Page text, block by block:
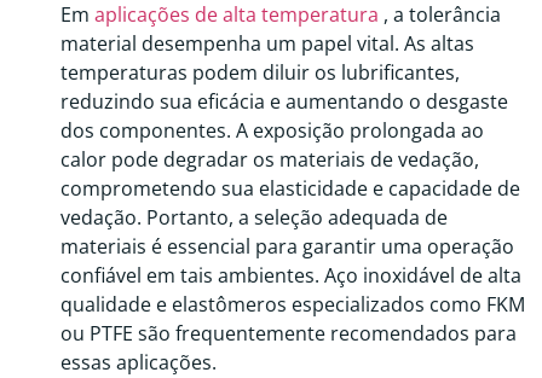
Em aplicações de alta temperatura , a tolerância
material desempenha um papel vital. As altas
temperaturas podem diluir os lubrificantes,
reduzindo sua eficácia e aumentando o desgaste
dos componentes. A exposição prolongada ao
calor pode degradar os materiais de vedação,
comprometendo sua elasticidade e capacidade de
vedação. Portanto, a seleção adequada de
materiais é essencial para garantir uma operação
confiável em tais ambientes. Aço inoxidável de alta
qualidade e elastômeros especializados como FKM
ou PTFE são frequentemente recomendados para
essas aplicações.